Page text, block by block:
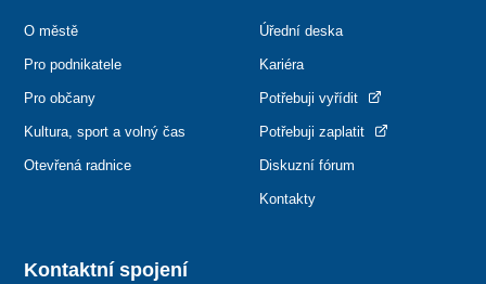
Kontaktní spojení
O městě
Pro podnikatele
Pro občany
Kultura, sport a volný čas
Otevřená radnice
Úřední deska
Kariéra
Potřebuji vyřídit
Potřebuji zaplatit
Diskuzní fórum
Kontakty